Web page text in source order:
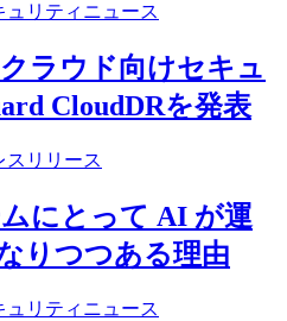
ュリティニュース
ラウド向けセキュ
CloudDRを発表
スリリース
にとって AI が運
りつつある理由
ュリティニュース